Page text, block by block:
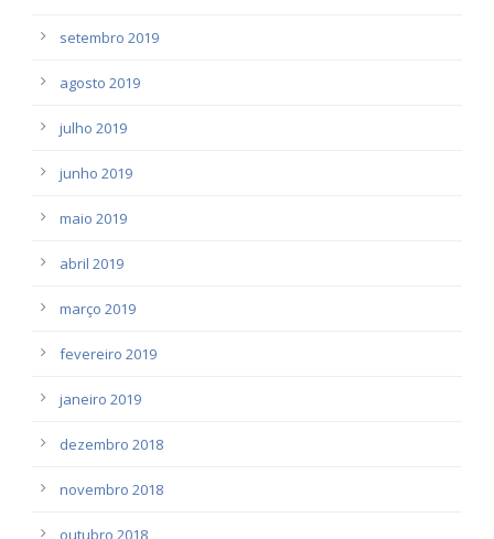
setembro 2019
agosto 2019
julho 2019
junho 2019
maio 2019
abril 2019
março 2019
fevereiro 2019
janeiro 2019
dezembro 2018
novembro 2018
outubro 2018